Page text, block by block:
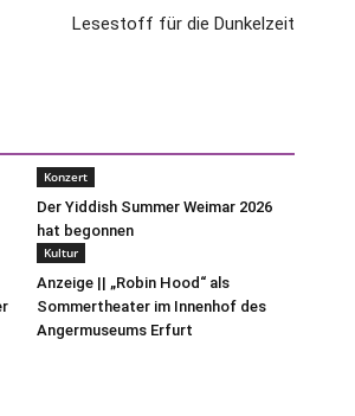
Lesestoff für die Dunkelzeit
Konzert
Der Yiddish Summer Weimar 2026
hat begonnen
Kultur
Anzeige || „Robin Hood“ als
Sommertheater im Innenhof des
Angermuseums Erfurt